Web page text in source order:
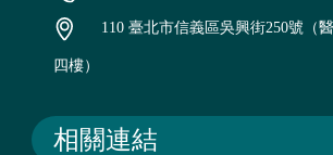
110 臺北市信義區吳興街250號（
四樓）
相關連結